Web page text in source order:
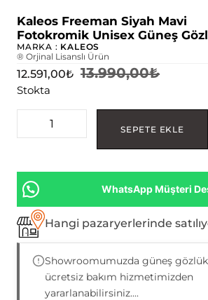
Kaleos Freeman Siyah Mavi
Fotokromik Unisex Güneş
MARKA : KALEOS
® Orjinal Lisanslı Ürün
13.990,00₺
12.591,00₺
Stokta
SEPETE EKLE
WhatsApp Müşteri
Hangi pazaryerlerinde
Showroomumuzda güneş
ücretsiz bakım hizmetimizden
yararlanabilirsiniz....